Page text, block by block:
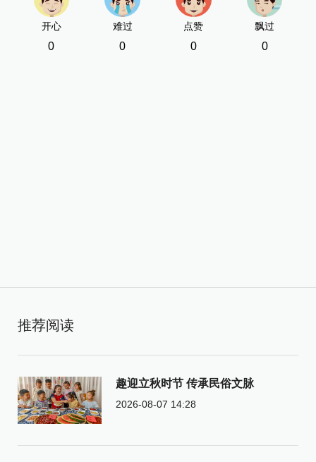
开心
0
难过
0
点赞
0
飘过
0
推荐阅读
趣迎立秋时节 传承民俗文脉
2026-08-07 14:28